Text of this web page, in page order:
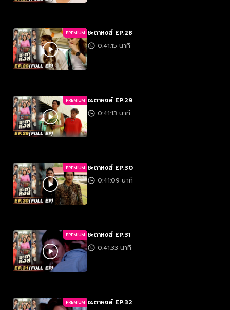
PREMIUM ชะตาหงส์ EP.28
0:41:15 นาที
PREMIUM ชะตาหงส์ EP.29
0:41:13 นาที
PREMIUM ชะตาหงส์ EP.30
0:41:09 นาที
PREMIUM ชะตาหงส์ EP.31
0:41:33 นาที
PREMIUM ชะตาหงส์ EP.32